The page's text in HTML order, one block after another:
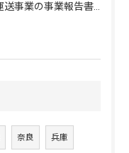
奈良 兵庫